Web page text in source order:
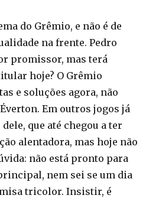
do Grêmio, e não é de
na frente. Pedro
promissor, mas terá
hoje? O Grêmio
e soluções agora, não
Em outros jogos já
que até chegou a ter
alentadora, mas hoje não
não está pronto para
nem sei se um dia
tricolor. Insistir, é